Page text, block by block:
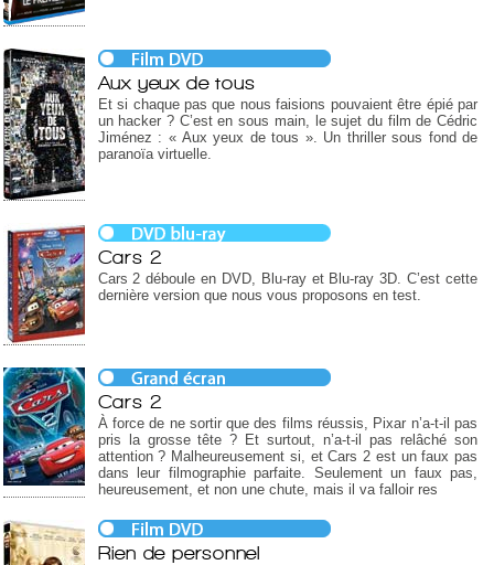
Aux yeux de tous
Et si chaque pas que nous faisions pouvaient être épié par
un hacker ? C’est en sous main, le sujet du film de Cédric
Jiménez : « Aux yeux de tous ». Un thriller sous fond de
paranoïa virtuelle.
Cars 2
Cars 2 déboule en DVD, Blu-ray et Blu-ray 3D. C’est cette
dernière version que nous vous proposons en test.
Cars 2
À force de ne sortir que des films réussis, Pixar n’a-t-il pas
pris la grosse tête ? Et surtout, n’a-t-il pas relâché son
attention ? Malheureusement si, et Cars 2 est un faux pas
dans leur filmographie parfaite. Seulement un faux pas,
heureusement, et non une chute, mais il va falloir res
Rien de personnel